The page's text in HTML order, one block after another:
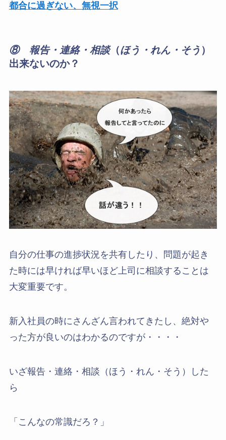
都合に過ぎない、無視一択
⑧ 報告・連絡・相談（ほう・れん・そう ）
出来ないのか？
自分の仕事の進捗状況を共有したり、問題が起き
た時には早ければ早いほど上司に相談することは
大変重要です。
新入社員の時にさんざん言われてきたし、絶対や
った方が良いのはわかるのですが・・・・
いざ報告・連絡・相談（ほう・れん・そう）した
ら
「こんなの常識だろ？」